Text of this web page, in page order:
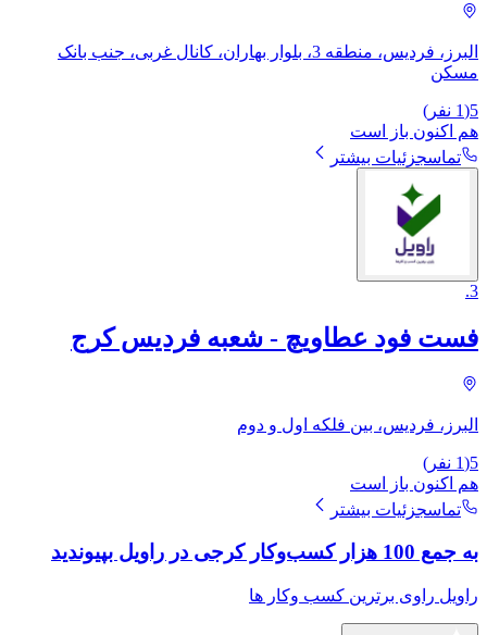
البرز، فردیس، منطقه 3، بلوار بهاران، کانال غربی، جنب بانک
مسکن
5
(
1 نفر)
هم اکنون باز است
تماسجزئیات بیشتر
3
.
فست فود عطاویچ - شعبه فردیس کرج
البرز، فردیس، بین فلکه اول و دوم
5
(
1 نفر)
هم اکنون باز است
تماسجزئیات بیشتر
به جمع 100 هزار کسب‌وکار کرجی در راویل بپیوندید
راویل راوی برترین کسب وکار ها